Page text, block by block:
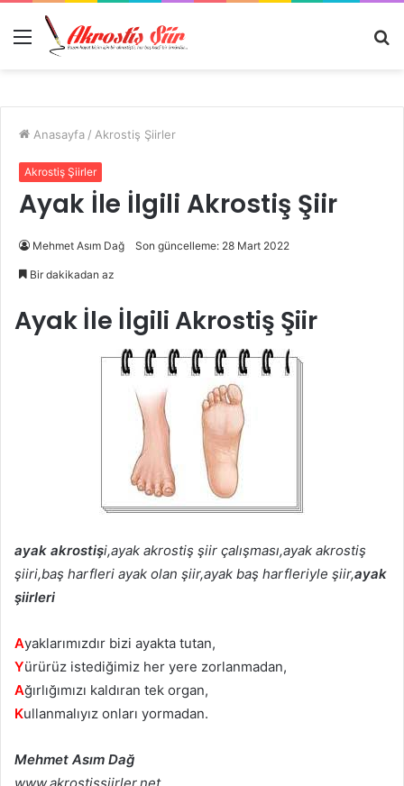
Menü
Anasayfa / Akrostiş Şiirler
Akrostiş Şiirler
Ayak İle İlgili Akrostiş Şiir
Mehmet Asım Dağ Son güncelleme: 28 Mart 2022
Bir dakikadan az
Ayak İle İlgili Akrostiş Şiir
ayak akrostişi,ayak akrostiş şiir çalışması,ayak akrostiş
şiiri,baş harfleri ayak olan şiir,ayak baş harfleriyle şiir,ayak
şiirleri
Ayaklarımızdır bizi ayakta tutan,
Yürürüz istediğimiz her yere zorlanmadan,
Ağırlığımızı kaldıran tek organ,
Kullanmalıyız onları yormadan.
Mehmet Asım Dağ
www.akrostissiirler.net